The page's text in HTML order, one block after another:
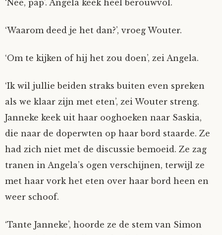
‘Nee, pap’. Angela keek heel berouwvol.
‘Waarom deed je het dan?’, vroeg Wouter.
‘Om te kijken of hij het zou doen’, zei Angela.
‘Ik wil jullie beiden straks buiten even spreken
als we klaar zijn met eten’, zei Wouter streng.
Janneke keek uit haar ooghoeken naar Saskia,
die naar de doperwten op haar bord staarde. Ze
had zich niet met de discussie bemoeid. Ze zag
tranen in Angela’s ogen verschijnen, terwijl ze
met haar vork het eten over haar bord heen en
weer schoof.
‘Tante Janneke’, hoorde ze de stem van Simon